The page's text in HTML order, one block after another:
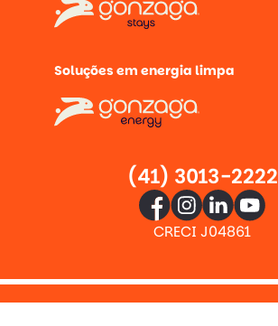
Soluções em energia limpa
(41) 3013-2222
CRECI J04861